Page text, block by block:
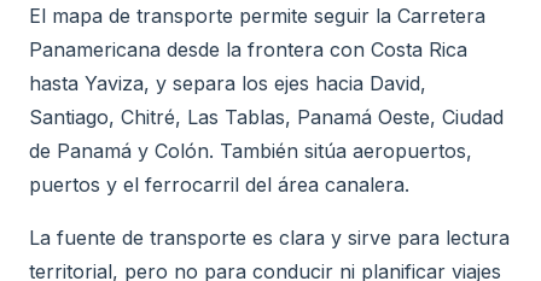
El mapa de transporte permite seguir la Carretera
Panamericana desde la frontera con Costa Rica
hasta Yaviza, y separa los ejes hacia David,
Santiago, Chitré, Las Tablas, Panamá Oeste, Ciudad
de Panamá y Colón. También sitúa aeropuertos,
puertos y el ferrocarril del área canalera.
La fuente de transporte es clara y sirve para lectura
territorial, pero no para conducir ni planificar viajes